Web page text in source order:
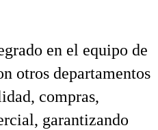
en el equipo de
otros departamentos
compras,
garantizando